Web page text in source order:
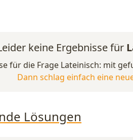
keine Ergebnisse für
für die Frage Lateinisch: mit
Dann schlag einfach eine
Lösungen